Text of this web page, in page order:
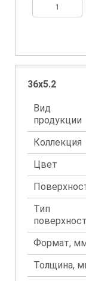
36x5.2
Вид
продукции
Коллекция
Цвет
Тип
Формат,
Толщина,